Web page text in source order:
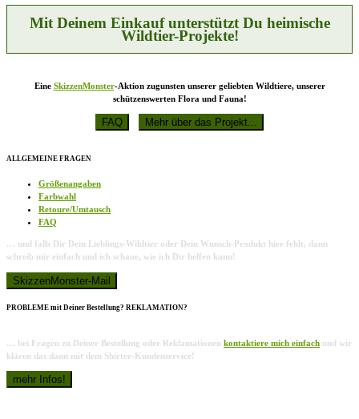
Produktseite
gewählt
werden
Mit Deinem Einkauf unterstützt Du heimische
Wildtier-Projekte!
Eine SkizzenMonster-Aktion zugunsten unserer geliebten Wildtiere, unserer
schützenswerten Flora und Fauna!
ALLGEMEINE FRAGEN
Größenangaben
Farbwahl
Retoure/Umtausch
FAQ
… und falls Dir Dein Lieblings-Wildtier oder Dein Wunsch-Produkt hier fehlt, dann
schreib mir einfach und ich schaue, wie ich Dir helfen kann!
PROBLEME mit Deiner Bestellung? REKLAMATION?
… bei Fragen zu Deiner Bestellung oder Reklamationen kontaktiere mich einfach und wir
klären das dann mit dem Shirtee-Kundenservice!